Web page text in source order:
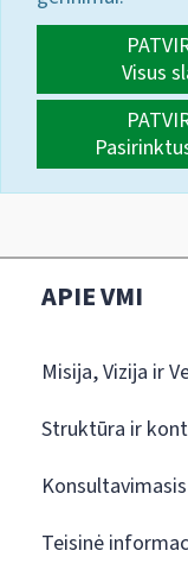
Visus
APIE VMI
Misija, Vizija ir
Struktūra ir
Teisinė